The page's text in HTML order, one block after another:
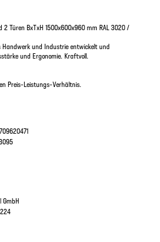
Türen BxTxH 1500x600x960 mm RAL 3020 /
Handwerk und Industrie entwickelt und
und Ergonomie. Kraftvoll.
Preis-Leistungs-Verhältnis.
GmbH